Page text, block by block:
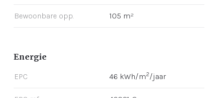
Bewoonbare opp. 105 m²
Energie
EPC 46 kWh/m2/jaar